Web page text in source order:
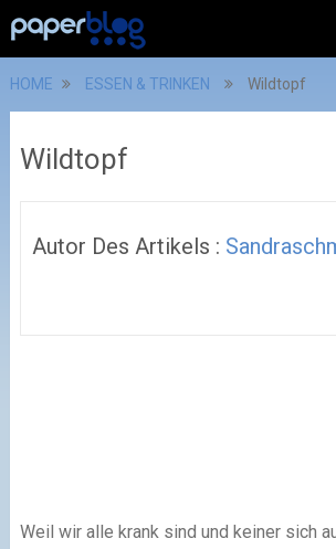
HOME ESSEN & TRINKEN Wildtopf
Wildtopf
Autor Des Artikels :
Weil wir alle krank sind und keiner sich